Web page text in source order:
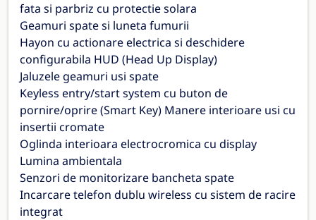
fata si parbriz cu protectie solara
Geamuri spate si luneta fumurii
Hayon cu actionare electrica si deschidere
configurabila HUD (Head Up Display)
Jaluzele geamuri usi spate
Keyless entry/start system cu buton de
pornire/oprire (Smart Key) Manere interioare usi cu
insertii cromate
Oglinda interioara electrocromica cu display
Lumina ambientala
Senzori de monitorizare bancheta spate
Incarcare telefon dublu wireless cu sistem de racire
integrat